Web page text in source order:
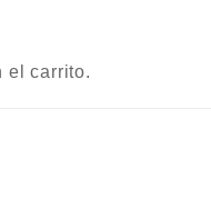
el carrito.